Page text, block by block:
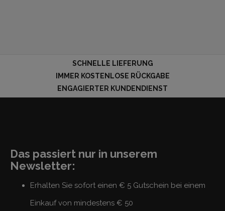
SCHNELLE LIEFERUNG
IMMER KOSTENLOSE RÜCKGABE
ENGAGIERTER KUNDENDIENST
Das passiert nur in unserem
Newsletter:
Erhalten Sie sofort einen € 5 Gutschein bei einem
Einkauf von mindestens € 50